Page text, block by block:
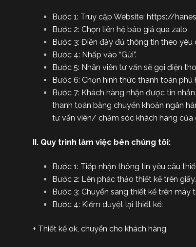
Bước 1: Truy cập Website: https://
Bước 2: Chọn liên hệ báo giá qua zalo
Bước 3: Điền đầy đủ thông tin theo yêu
Bước 4: Nhấp vào “Gửi”.
Bước 5: Nhân viên tư vấn sẽ gọi điện
Bước 6: Chọn hình thức thanh toán
Bước 7: Khách hàng nhận được tin
thanh toán bằng chuyển khoản ngân
tư vấn viên/ chăm sóc khách hàng của
II. Quy trình làm việc bên chúng tôi:
Bước 1: Tiếp nhận thông tin yêu câu
Bước 2: Lên phác thảo thiết kế trên giấy.
Bước 3: Chuyển sang thiết kế trên máy
Bước 4: Kiểm duyệt lại thiết kế:
+ Thiết kế ok, chuyển cho khách hàng.